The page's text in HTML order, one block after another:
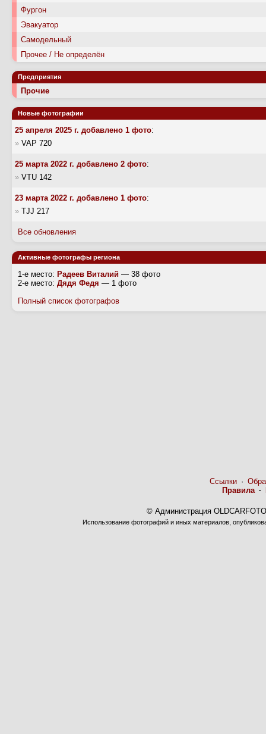
Фургон
Эвакуатор
Самодельный
Прочее / Не определён
Предприятия
Прочие
Новые фотографии
25 апреля 2025 г. добавлено 1 фото:
» VAP 720
25 марта 2022 г. добавлено 2 фото:
» VTU 142
23 марта 2022 г. добавлено 1 фото:
» TJJ 217
Все обновления
Активные фотографы региона
1-е место: Радеев Виталий — 38 фото
2-е место: Дядя Федя — 1 фото
Полный список фотографов
Ссылки·
Правила·
© Администрация
Использование фотографий и иных материалов,